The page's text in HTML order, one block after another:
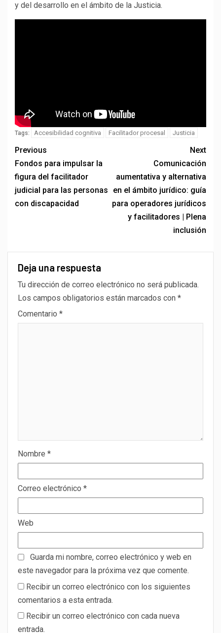
y del desarrollo en el ámbito de la Justicia.
Tags: Accesibilidad cognitiva Facilitador procesal Justicia
Previous
Fondos para impulsar la
figura del facilitador
judicial para las personas
con discapacidad
Next
Comunicación
aumentativa y alternativa
en el ámbito jurídico: guía
para operadores jurídicos
y facilitadores | Plena
inclusión
Deja una respuesta
Tu dirección de correo electrónico no será publicada.
Los campos obligatorios están marcados con *
Comentario *
Nombre *
Correo electrónico *
Web
Guarda mi nombre, correo electrónico y web en
este navegador para la próxima vez que comente.
Recibir un correo electrónico con los siguientes
comentarios a esta entrada.
Recibir un correo electrónico con cada nueva
entrada.